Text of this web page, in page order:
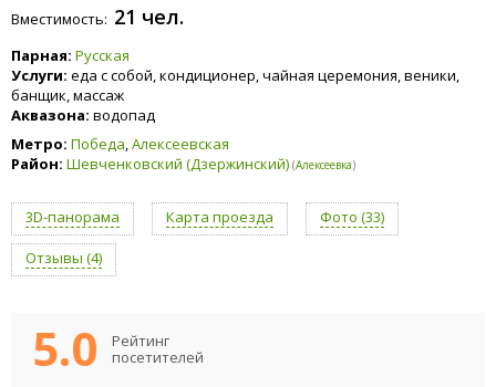
Вместимость: 21 чел.
Парная: Русская
Услуги: еда с собой, кондиционер, чайная церемония, веники,
банщик, массаж
Аквазона: водопад
Метро: Победа,Алексеевская
Район: Шевченковский (Дзержинский) (Алексеевка)
3D-панорама Карта проезда Фото (33)
Отзывы (4)
5.0
Рейтинг
посетителей